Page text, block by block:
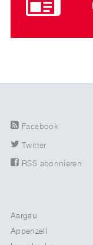
Facebook
Twitter
RSS abonnieren
Aargau
Appenzell